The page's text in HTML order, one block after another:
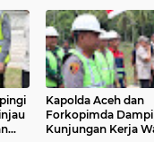
Kapolda Aceh dan
Forkopimda
Kunjungan Kerja